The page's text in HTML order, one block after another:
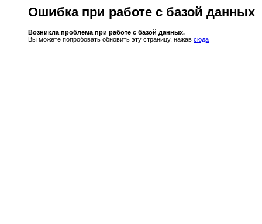
Ошибка при работе с базой данных
Возникла проблема при работе с базой данных.
Вы можете попробовать обновить эту страницу, нажав сюда